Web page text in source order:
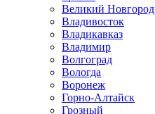
Великий Новгород
Владивосток
Владикавказ
Владимир
Волгоград
Вологда
Воронеж
Горно-Алтайск
Грозный